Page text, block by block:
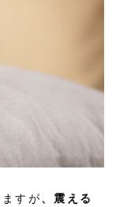
すが、震える